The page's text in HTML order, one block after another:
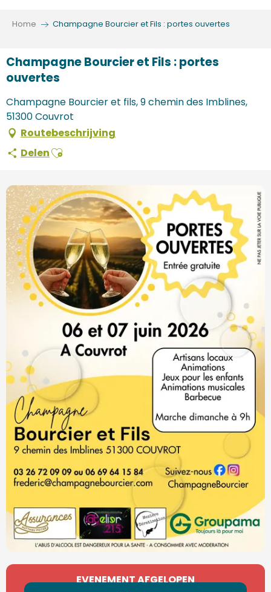
Home Champagne Bourcier et Fils : portes ouvertes
Champagne Bourcier et Fils : portes
ouvertes
Champagne Bourcier et fils, 9 chemin des Imblines,
51300 Couvrot
Routebeschrijving
DelenAjouter aux favoris
Openingstijden en contactgegevens
EVENEMENT AFGELOPEN